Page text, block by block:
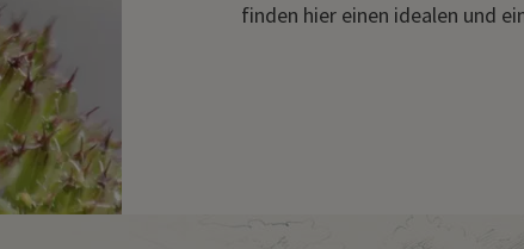
finden hier einen idealen und